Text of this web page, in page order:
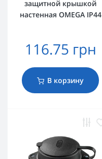
защитной крышкой
настенная OMEGA IP44
116.75 грн
В корзину